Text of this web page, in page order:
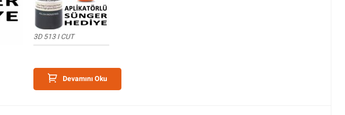
3D 513 I CUT
Devamını Oku